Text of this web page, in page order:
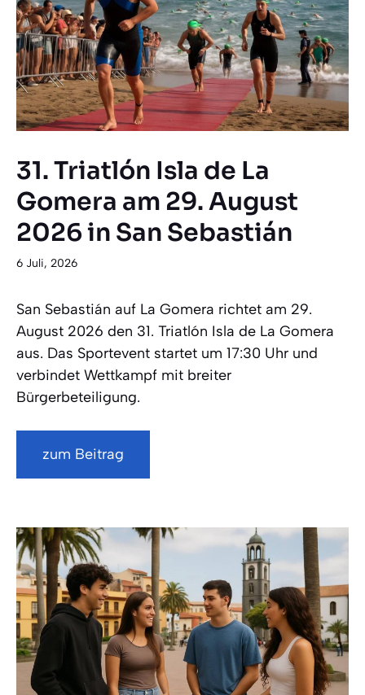
31. Triatlón Isla de La
Gomera am 29. August
2026 in San Sebastián
6 Juli, 2026
San Sebastián auf La Gomera richtet am 29.
August 2026 den 31. Triatlón Isla de La Gomera
aus. Das Sportevent startet um 17:30 Uhr und
verbindet Wettkampf mit breiter
Bürgerbeteiligung.
zum Beitrag